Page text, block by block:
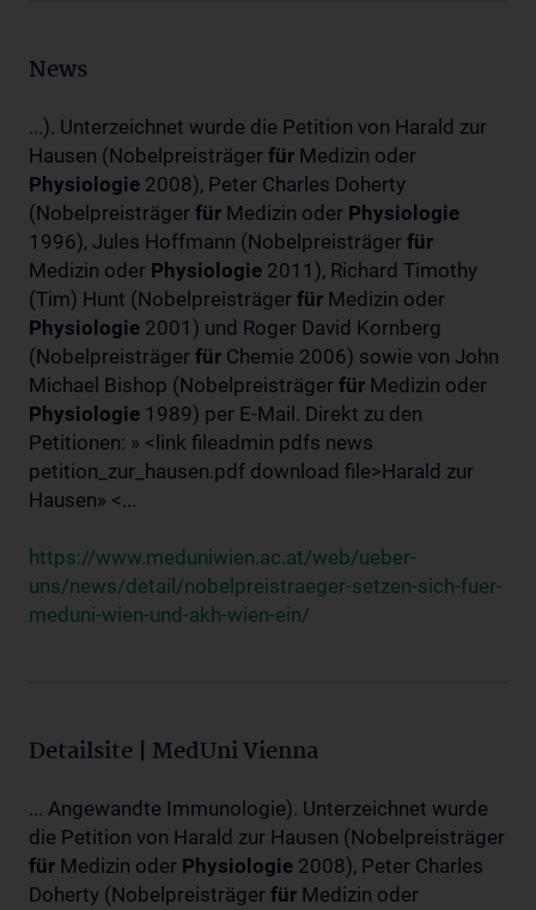
News
...). Unterzeichnet wurde die Petition von Harald zur
Hausen (Nobelpreisträger für Medizin oder
Physiologie 2008), Peter Charles Doherty
(Nobelpreisträger für Medizin oder Physiologie
1996), Jules Hoffmann (Nobelpreisträger für
Medizin oder Physiologie 2011), Richard Timothy
(Tim) Hunt (Nobelpreisträger für Medizin oder
Physiologie 2001) und Roger David Kornberg
(Nobelpreisträger für Chemie 2006) sowie von John
Michael Bishop (Nobelpreisträger für Medizin oder
Physiologie 1989) per E-Mail. Direkt zu den
Petitionen: » <link fileadmin pdfs news
petition_zur_hausen.pdf download file>Harald zur
Hausen» <...
https://www.meduniwien.ac.at/web/ueber-
uns/news/detail/nobelpreistraeger-setzen-sich-fuer-
meduni-wien-und-akh-wien-ein/
Detailsite | MedUni Vienna
... Angewandte Immunologie). Unterzeichnet wurde
die Petition von Harald zur Hausen (Nobelpreisträger
für Medizin oder Physiologie 2008), Peter Charles
Doherty (Nobelpreisträger für Medizin oder